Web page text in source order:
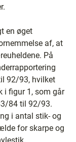
en øget
af, at
På
92/93, hvilket
i figur 1, som går
84 til 92/93.
i antal stik- og
for skarpe og